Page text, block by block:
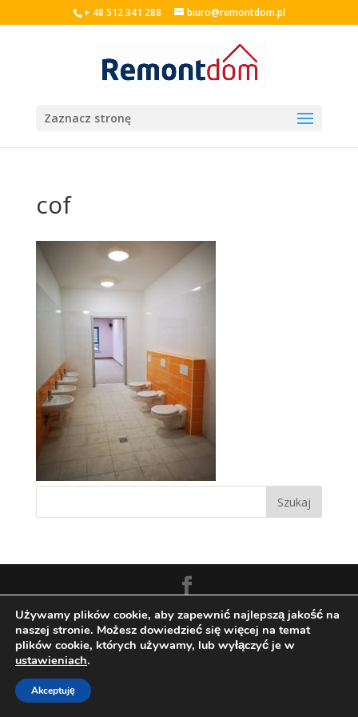
+ 48 512 341 288 biuro@remontdom.pl
Zaznacz stronę
cof
Zaprojektowane przez:Techio.pl
Używamy plików cookie, aby zapewnić najlepszą jakość na
naszej stronie. Możesz dowiedzieć się więcej na temat
plików cookie, których używamy, lub wyłączyć je w
ustawieniach.
Akceptuję